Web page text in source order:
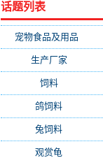
理肠胃乌龟-饲料(神阳旗
舰店仅售68元)
话题列表
宠物食品及用品
生产厂家
饲料(281)
鸽饲料
兔饲料
观赏龟